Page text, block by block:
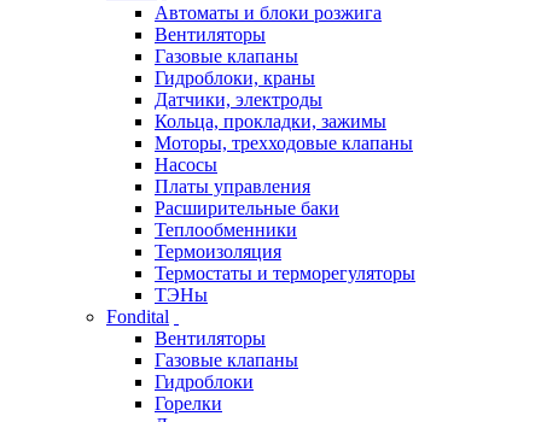
Автоматы и блоки розжига
Вентиляторы
Газовые клапаны
Гидроблоки, краны
Датчики, электроды
Кольца, прокладки, зажимы
Моторы, трехходовые клапаны
Насосы
Платы управления
Расширительные баки
Теплообменники
Термоизоляция
Термостаты и терморегуляторы
ТЭНы
Fondital
Вентиляторы
Газовые клапаны
Гидроблоки
Горелки